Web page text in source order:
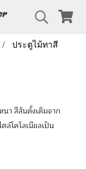
ประตูไม้ทาสี
นา สีสันดั้งเดิมจาก
ล์โคโลเนียลเป็น